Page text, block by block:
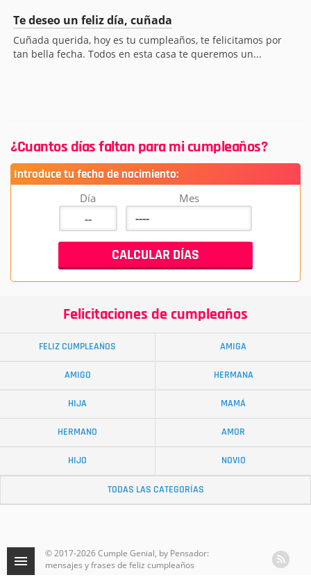
Te deseo un feliz día, cuñada
Cuñada querida, hoy es tu cumpleaños, te felicitamos por
tan bella fecha. Todos en esta casa te queremos un...
¿Cuantos días faltan para mi cumpleaños?
Introduce tu fecha de nacimiento:
Día Mes
Felicitaciones de cumpleaños
FELIZ CUMPLEAÑOS AMIGA
AMIGO HERMANA
HIJA MAMÁ
HERMANO AMOR
HIJO NOVIO
TODAS LAS CATEGORÍAS
© 2017-2026 Cumple Genial, by Pensador:
mensajes y frases de feliz cumpleaños